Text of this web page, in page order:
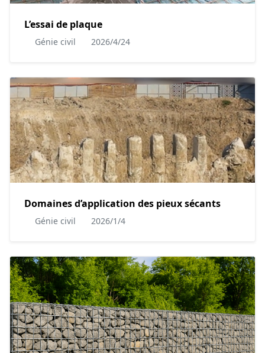
L’essai de plaque
Génie civil 2026/4/24
Domaines d’application des pieux sécants
Génie civil 2026/1/4